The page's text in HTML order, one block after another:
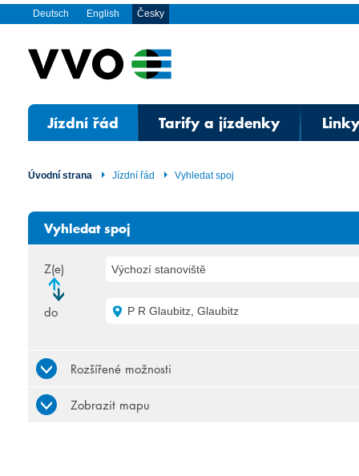
Deutsch English Česky
Jízdní řád Tarify a jízdenky
Úvodní strana Jízdní řád Vyhledat spoj
Vyhledat spoj
Z(e)
do
Výchozí stanoviště
P R Glaubitz, Glaubitz
Rozšířené možnosti
Zobrazit mapu